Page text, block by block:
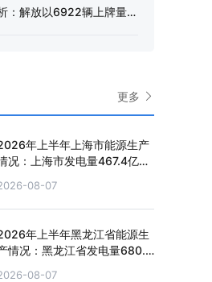
：解放以6922辆上牌量、
更多
年上半年上海市能源生产
况：上海市发电量467.4亿千
08-07
年上半年黑龙江省能源生
情况：黑龙江省发电量680.4
08-07